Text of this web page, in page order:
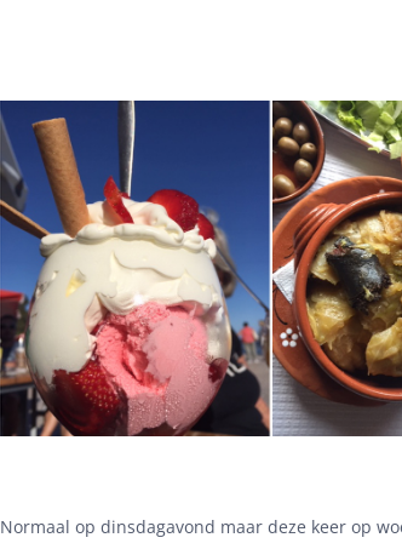
Normaal op dinsdagavond maar deze keer op